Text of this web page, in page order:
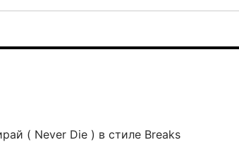
( Never Die ) в стиле Breaks